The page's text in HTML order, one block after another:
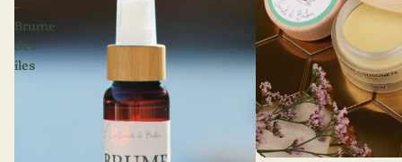
-
Brume
des
îles